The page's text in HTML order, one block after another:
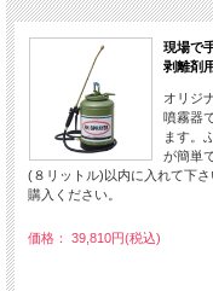
現場で
剥離剤
オリジ
噴霧器
ます。
が簡単
(８リットル)以内に入れて下
購入ください。
価格： 39,810円(税込)